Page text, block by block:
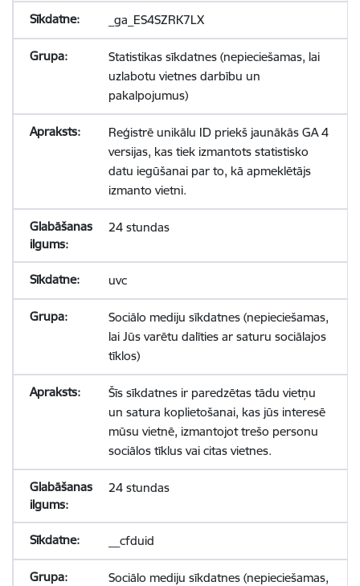
_ga_ES4SZRK7LX
Statistikas sīkdatnes (nepieciešamas, lai
uzlabotu vietnes darbību un
pakalpojumus)
Reģistrē unikālu ID priekš jaunākās GA 4
versijas, kas tiek izmantots statistisko
datu iegūšanai par to, kā apmeklētājs
izmanto vietni.
24 stundas
uvc
Sociālo mediju sīkdatnes (nepieciešamas,
lai Jūs varētu dalīties ar saturu sociālajos
tīklos)
Šīs sīkdatnes ir paredzētas tādu vietņu
un satura koplietošanai, kas jūs interesē
mūsu vietnē, izmantojot trešo personu
sociālos tīklus vai citas vietnes.
24 stundas
__cfduid
Sociālo mediju sīkdatnes (nepieciešamas,